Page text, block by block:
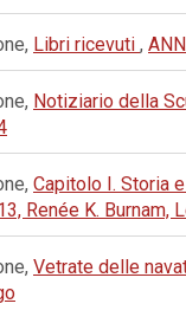
Libri ricevuti ,
Notiziario della
Capitolo I. Storia
Renée K.
Vetrate delle